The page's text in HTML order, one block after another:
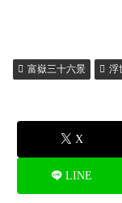
富嶽三十六景 浮
X
LINE